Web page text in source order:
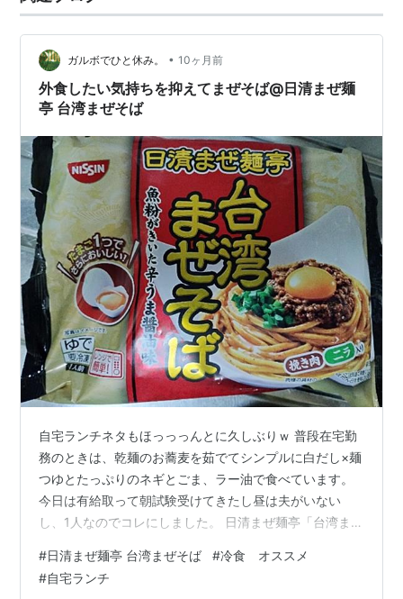
ガルボでひと休み。 • 10ヶ月前
外食したい気持ちを抑えてまぜそば@日清まぜ麺
亭 台湾まぜそば
自宅ランチネタもほっっっんとに久しぶりｗ 普段在宅勤
務のときは、乾麺のお蕎麦を茹でてシンプルに白だし×麺
つゆとたっぷりのネギとごま、ラー油で食べています。
今日は有給取って朝試験受けてきたし昼は夫がいない
し、1人なのでコレにしました。 日清まぜ麺亭「台湾まぜ
カップ麺全般が口に合わなくなってきたので、乾麺茹で
たり生麺買ってきて調理したり、面倒な時は冷食で済ま
#日清まぜ麺亭 台湾まぜそば #冷食 オススメ
#自宅ランチ